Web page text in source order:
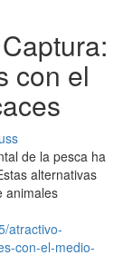
con el
de la pesca ha
alternativas
animales
atractivo-
con-el-medio-